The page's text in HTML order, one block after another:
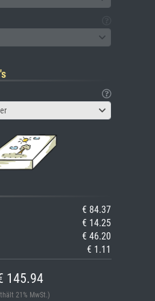
€ 84.37
€ 14.25
€ 46.20
€ 1.11
145.94
21% MwSt.)